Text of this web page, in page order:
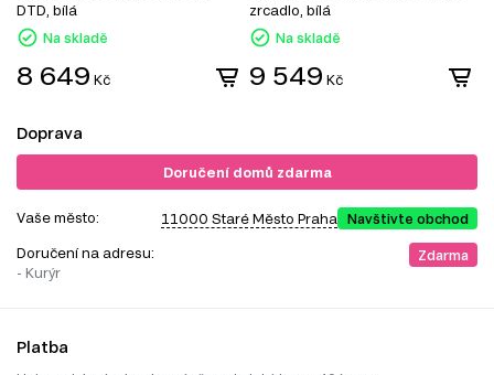
DTD, bílá
Na skladě
8 649 Kč
zrcadlo, bílá
Na skladě
9 549 Kč
Doprava
Doručení domů zdarma
Vaše město: 11000 Staré Město Praha Navštivte obchod
Doručení na adresu:
- Kurýr
Zdarma
Platba